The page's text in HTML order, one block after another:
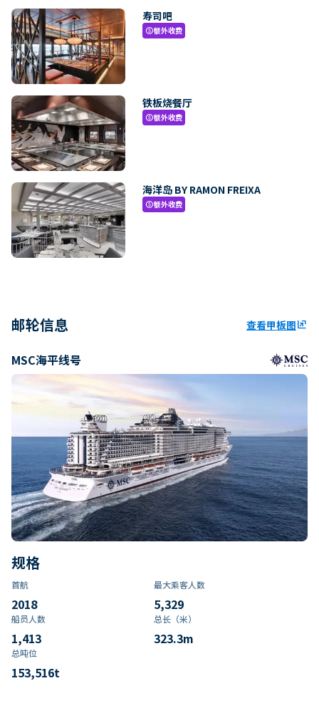
寿司吧
paid额外收费
铁板烧餐厅
paid额外收费
海洋岛 BY RAMON FREIXA
paid额外收费
邮轮信息 查看甲板图ungroup
MSC海平线号
规格
首航
2018
最大乘客人数
5,329
船员人数
1,413
总长（米）
323.3m
总吨位
153,516t